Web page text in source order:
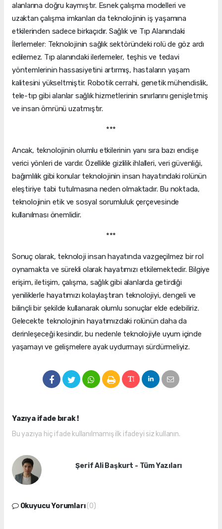
alanlarına doğru kaymıştır. Esnek çalışma modelleri ve
uzaktan çalışma imkanları da teknolojinin iş yaşamına
etkilerinden sadece birkaçıdır. Sağlık ve Tıp Alanındaki
İlerlemeler: Teknolojinin sağlık sektöründeki rolü de göz ardı
edilemez. Tıp alanındaki ilerlemeler, teşhis ve tedavi
yöntemlerinin hassasiyetini artırmış, hastaların yaşam
kalitesini yükseltmiştir. Robotik cerrahi, genetik mühendislik,
tele-tıp gibi alanlar sağlık hizmetlerinin sınırlarını genişletmiş
ve insan ömrünü uzatmıştır.
***
Ancak, teknolojinin olumlu etkilerinin yanı sıra bazı endişe
verici yönleri de vardır. Özellikle gizlilik ihlalleri, veri güvenliği,
bağımlılık gibi konular teknolojinin insan hayatındaki rolünün
eleştiriye tabi tutulmasına neden olmaktadır. Bu noktada,
teknolojinin etik ve sosyal sorumluluk çerçevesinde
kullanılması önemlidir.
***
Sonuç olarak, teknoloji insan hayatında vazgeçilmez bir rol
oynamakta ve sürekli olarak hayatımızı etkilemektedir. Bilgiye
erişim, iletişim, çalışma, sağlık gibi alanlarda getirdiği
yeniliklerle hayatımızı kolaylaştıran teknolojiyi, dengeli ve
bilinçli bir şekilde kullanarak olumlu sonuçlar elde edebiliriz.
Gelecekte teknolojinin hayatımızdaki rolünün daha da
derinleşeceği kesindir, bu nedenle teknolojiyle uyum içinde
yaşamayı ve gelişmelere ayak uydurmayı sürdürmeliyiz.
Yazıya ifade bırak !
Bu yazıya hiç ifade kullanılmamış ilk ifadeyi siz kullanın.
Şerif Ali Başkurt - Tüm Yazıları
Okuyucu Yorumları(0)